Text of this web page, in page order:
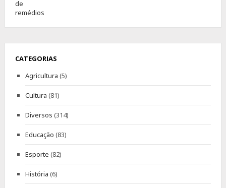
CATEGORIAS
Agricultura (5)
Cultura (81)
Diversos (314)
Educação (83)
Esporte (82)
História (6)